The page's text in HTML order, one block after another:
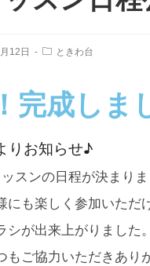
12日 ときわ台
完成しま
りお知らせ♪
スンの日程が決まりま
にも楽しく参加いただ
が出来上がりました。
ご協力いただきあり